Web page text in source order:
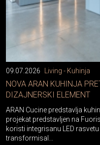
09.07.2026 Living - Kuhinja
NOVA ARAN KUHINJA
DIZAJNERSKI ELEMENT
ARAN Cucine predstavlja
projekat predstavljen na
koristi integrisanu LED
transformisal...